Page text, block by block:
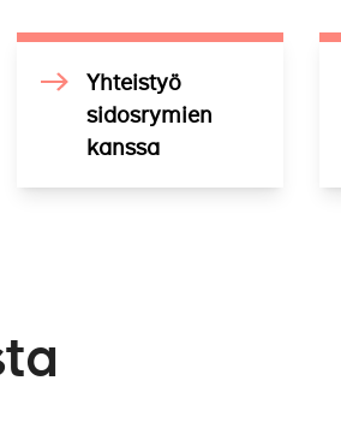
Yhteistyö
sidosrymien
kanssa